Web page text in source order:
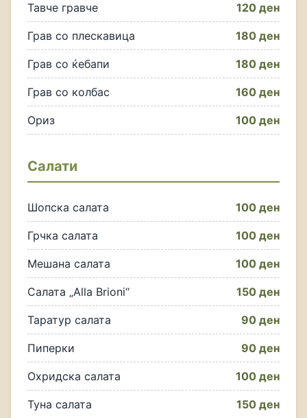
Тавче гравче 120 ден
Грав со плескавица 180 ден
Грав со ќебапи 180 ден
Грав со колбас 160 ден
Ориз 100 ден
Салати
Шопска салата 100 ден
Грчка салата 100 ден
Мешана салата 100 ден
Салата „Alla Brioni“ 150 ден
Таратур салата 90 ден
Пиперки 90 ден
Охридска салата 100 ден
Туна салата 150 ден